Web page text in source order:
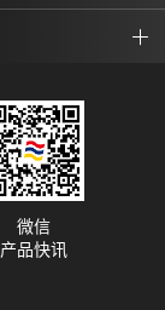
微信
产品快讯